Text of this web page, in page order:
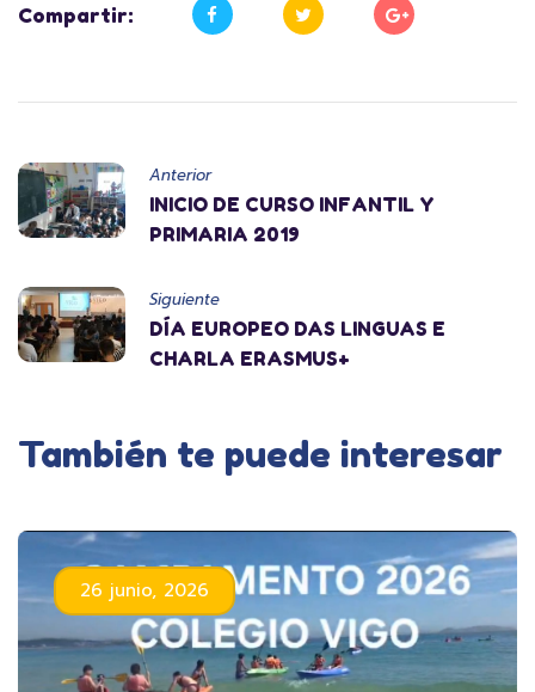
Compartir:
Anterior
INICIO DE CURSO INFANTIL Y
PRIMARIA 2019
Siguiente
DÍA EUROPEO DAS LINGUAS E
CHARLA ERASMUS+
También te puede interesar
26 junio, 2026